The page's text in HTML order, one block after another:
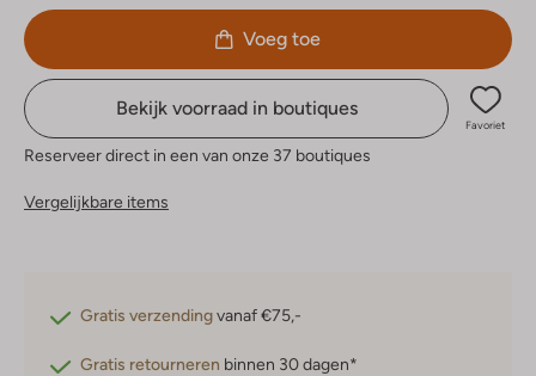
Voeg toe
Bekijk voorraad in boutiques
Favoriet
Reserveer direct in een van onze 37 boutiques
Vergelijkbare items
Gratis verzendingvanaf €75,-
Gratis retourneren binnen 30 dagen*